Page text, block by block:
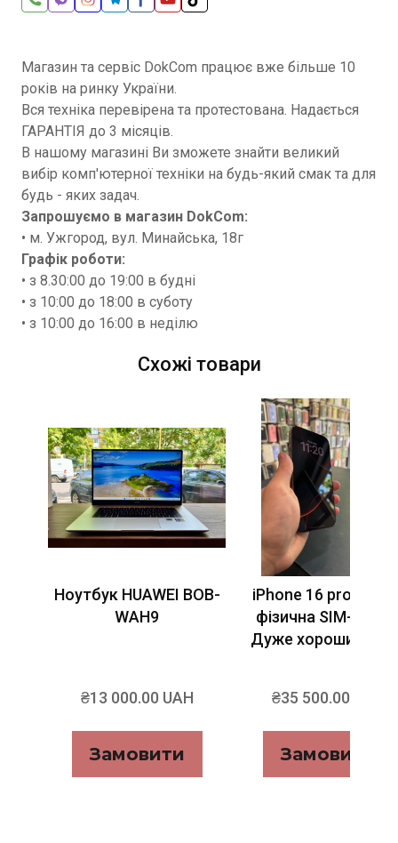
Магазин та сервіс DokCom працює вже більше 10
років на ринку України.
Вся техніка перевірена та протестована. Надається
ГАРАНТІЯ до 3 місяців.
В нашому магазині Ви зможете знайти великий
вибір комп'ютерної техніки на будь-який смак та для
будь - яких задач.
Запрошуємо в магазин DokCom:
• м. Ужгород, вул. Минайська, 18г
Графік роботи:
• з 8.30:00 до 19:00 в будні
• з 10:00 до 18:00 в суботу
• з 10:00 до 16:00 в неділю
Схожі товари
Ноутбук HUAWEI BOB-
WAH9
₴13 000.00 UAH
Замовити
iPhone 16 pro
фізична SIM-
Дуже хороший
₴35 500.00 UAH
Замовити